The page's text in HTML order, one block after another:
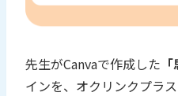
先生がCanvaで作成した
インを、オクリンクプラ